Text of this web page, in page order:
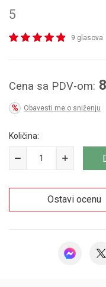
5
9 glasova
Cena sa PDV-om:
Obavesti me o sniženju
Količina:
Ostavi ocenu